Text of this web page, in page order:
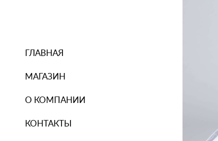
ГЛАВНАЯ
МАГАЗИН
О КОМПАНИИ
КОНТАКТЫ